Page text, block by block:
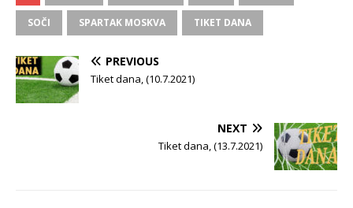
SOČI SPARTAK MOSKVA TIKET DANA
PREVIOUS
Tiket dana, (10.7.2021)
NEXT
Tiket dana, (13.7.2021)